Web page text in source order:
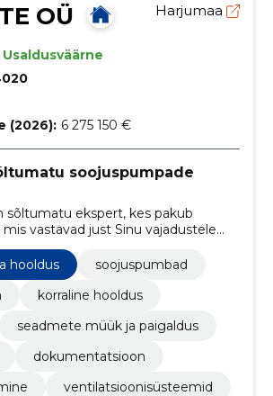
OÜ Harjumaa
Usaldusväärne
(2026): 6 275 150 €
soojuspumpade
sõltumatu ekspert, kes pakub
vastavad just Sinu vajadustele
hooldus
soojuspumbad
korraline hooldus
seadmete müük ja paigaldus
dokumentatsioon
ventilatsioonisüsteemid